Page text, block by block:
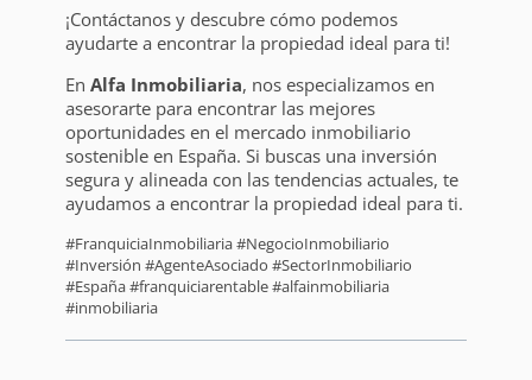
¡Contáctanos y descubre cómo podemos
ayudarte a encontrar la propiedad ideal para ti!
En Alfa Inmobiliaria, nos especializamos en
asesorarte para encontrar las mejores
oportunidades en el mercado inmobiliario
sostenible en España. Si buscas una inversión
segura y alineada con las tendencias actuales, te
ayudamos a encontrar la propiedad ideal para ti.
#FranquiciaInmobiliaria #NegocioInmobiliario
#Inversión #AgenteAsociado #SectorInmobiliario
#España #franquiciarentable #alfainmobiliaria
#inmobiliaria